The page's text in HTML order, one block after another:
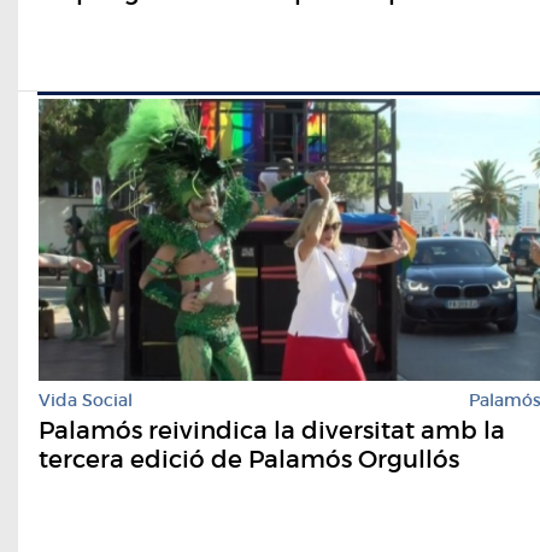
Vida Social Palamós
Palamós reivindica la diversitat amb la
tercera edició de Palamós Orgullós